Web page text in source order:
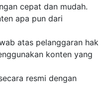
cepat dan mudah.
apa pun dari
atas pelanggaran hak
konten yang
resmi dengan